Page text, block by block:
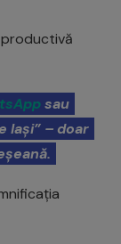
sau
Iași” – doar